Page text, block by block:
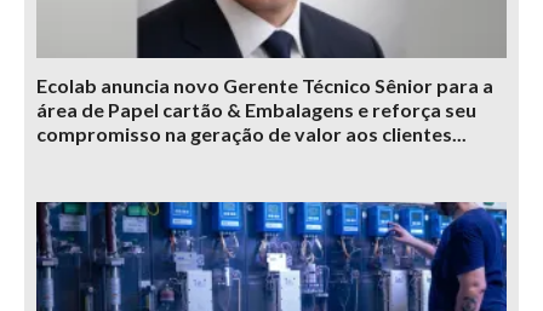
Ecolab anuncia novo Gerente Técnico Sênior para a
área de Papel cartão & Embalagens e reforça seu
compromisso na geração de valor aos clientes...